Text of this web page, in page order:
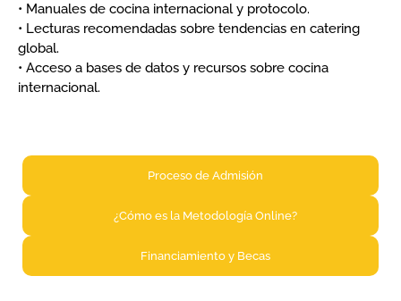
• Manuales de cocina internacional y protocolo.
• Lecturas recomendadas sobre tendencias en catering
global.
• Acceso a bases de datos y recursos sobre cocina
internacional.
Proceso de Admisión​
¿Cómo es la Metodología Online?​
Financiamiento y Becas​